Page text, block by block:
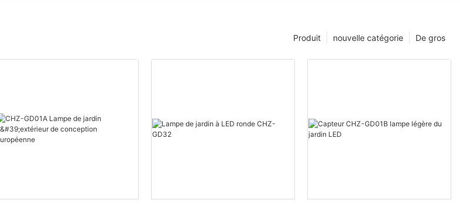
De gros
nouvelle catégorie
Produit